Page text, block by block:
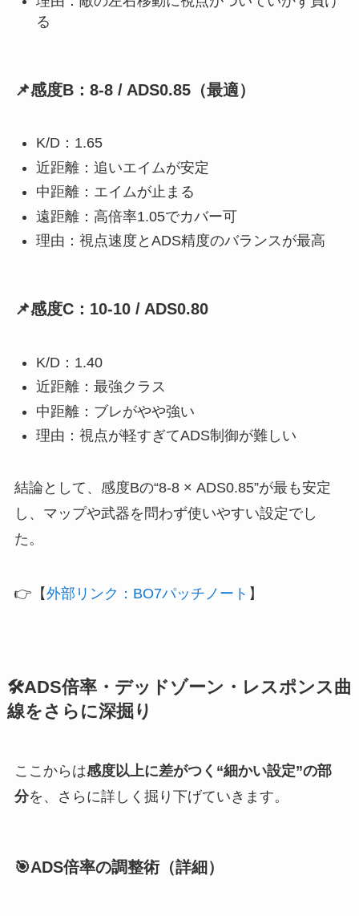
る
📌感度B：8-8 / ADS0.85（最適）
K/D：1.65
近距離：追いエイムが安定
中距離：エイムが止まる
遠距離：高倍率1.05でカバー可
理由：視点速度とADS精度のバランスが最高
📌感度C：10-10 / ADS0.80
K/D：1.40
近距離：最強クラス
中距離：ブレがやや強い
理由：視点が軽すぎてADS制御が難しい
結論として、感度Bの“8-8 × ADS0.85”が最も安定
し、マップや武器を問わず使いやすい設定でし
た。
👉【外部リンク：BO7パッチノート 】
🛠ADS倍率・デッドゾーン・レスポンス曲
線をさらに深掘り
ここからは感度以上に差がつく“細かい設定”の部
分を、さらに詳しく掘り下げていきます。
🎯ADS倍率の調整術（詳細）